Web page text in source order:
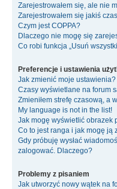
Zarejestrowałem się, ale nie
Zarejestrowałem się jakiś
Czym jest COPPA?
Dlaczego nie mogę się
Co robi funkcja „Usuń
Preferencje i ustawienia
Jak zmienić moje ustawienia?
Czasy wyświetlane na forum
Zmieniłem strefę czasową, a
My language is not in the list!
Jak mogę wyświetlić obrazek
Co to jest ranga i jak mogę ją
Gdy próbuję wysłać
zalogować. Dlaczego?
Problemy z pisaniem
Jak utworzyć nowy wątek na